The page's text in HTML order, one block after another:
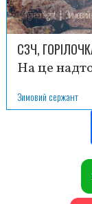
СЗЧ,
На це
Зимовий сержант